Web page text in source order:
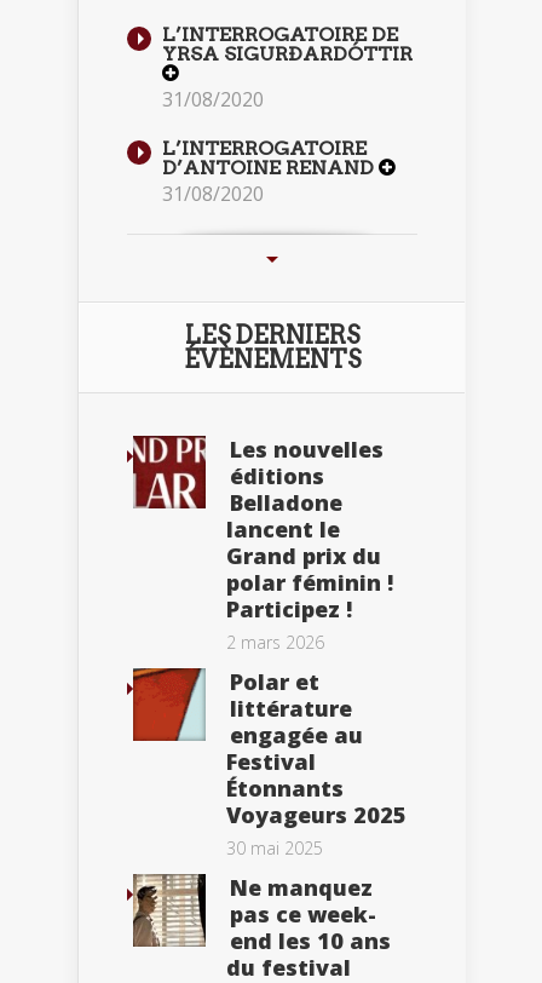
L’INTERROGATOIRE DE
YRSA SIGURÐARDÓTTIR
31/08/2020
L’INTERROGATOIRE
D’ANTOINE RENAND
31/08/2020
LES DERNIERS
ÉVÈNEMENTS
Les nouvelles
éditions
Belladone
lancent le
Grand prix du
polar féminin !
Participez !
2 mars 2026
Polar et
littérature
engagée au
Festival
Étonnants
Voyageurs 2025
30 mai 2025
Ne manquez
pas ce week-
end les 10 ans
du festival